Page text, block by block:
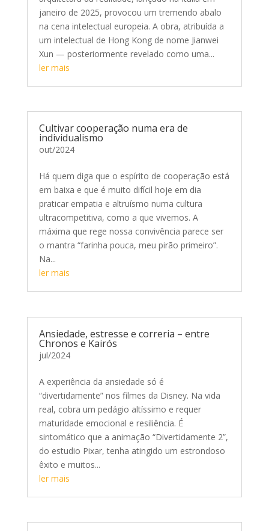
janeiro de 2025, provocou um tremendo abalo
na cena intelectual europeia. A obra, atribuída a
um intelectual de Hong Kong de nome Jianwei
Xun — posteriormente revelado como uma...
ler mais
Cultivar cooperação numa era de
individualismo
out/2024
Há quem diga que o espírito de cooperação está
em baixa e que é muito difícil hoje em dia
praticar empatia e altruísmo numa cultura
ultracompetitiva, como a que vivemos. A
máxima que rege nossa convivência parece ser
o mantra “farinha pouca, meu pirão primeiro”.
Na...
ler mais
Ansiedade, estresse e correria – entre
Chronos e Kairós
jul/2024
A experiência da ansiedade só é
“divertidamente” nos filmes da Disney. Na vida
real, cobra um pedágio altíssimo e requer
maturidade emocional e resiliência. É
sintomático que a animação “Divertidamente 2”,
do estudio Pixar, tenha atingido um estrondoso
êxito e muitos...
ler mais